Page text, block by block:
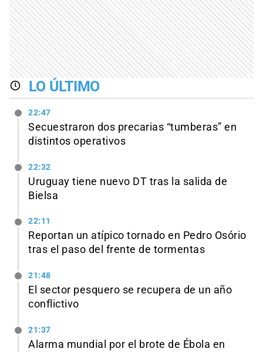
LO ÚLTIMO
22:47
Secuestraron dos precarias “tumberas” en
distintos operativos
22:32
Uruguay tiene nuevo DT tras la salida de
Bielsa
22:11
Reportan un atípico tornado en Pedro Osório
tras el paso del frente de tormentas
21:48
El sector pesquero se recupera de un año
conflictivo
21:37
Alarma mundial por el brote de Ébola en